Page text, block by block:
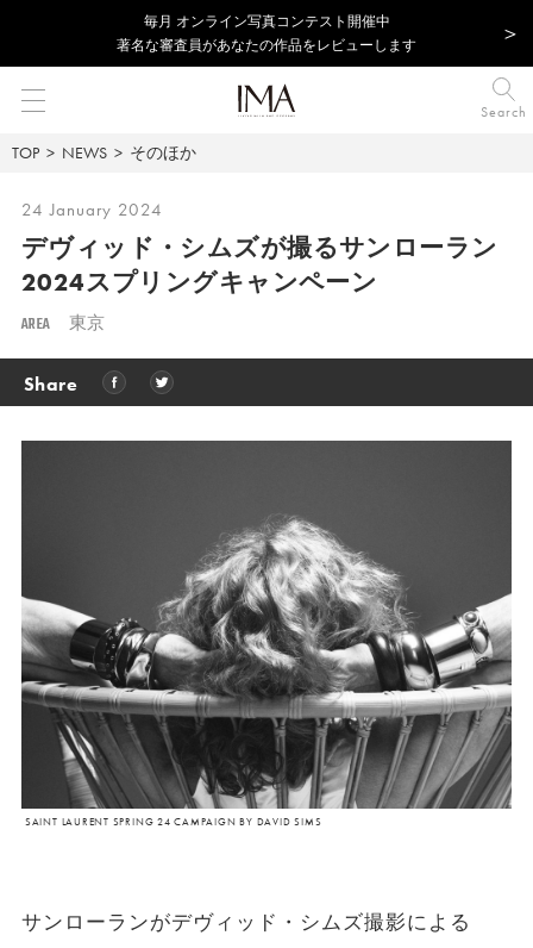
毎⽉ オンライン写真コンテスト開催中
著名な審査員があなたの作品をレビューします
Search
TOP NEWS そのほか
24 January 2024
デヴィッド・シムズが撮るサンローラン
2024スプリングキャンペーン
AREA 東京
Share
SAINT LAURENT SPRING 24 CAMPAIGN BY DAVID SIMS
サンローランがデヴィッド・シムズ撮影による